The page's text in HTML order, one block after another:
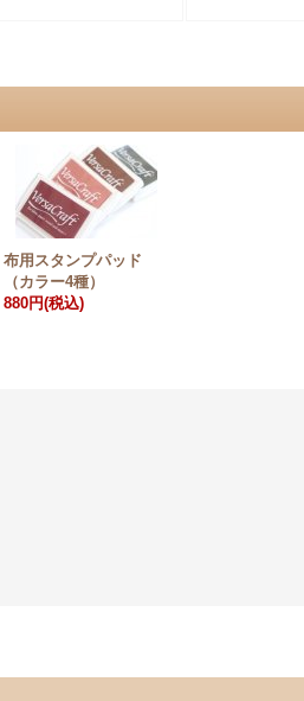
布用スタンプパッド
（カラー4種）
880円(税込)